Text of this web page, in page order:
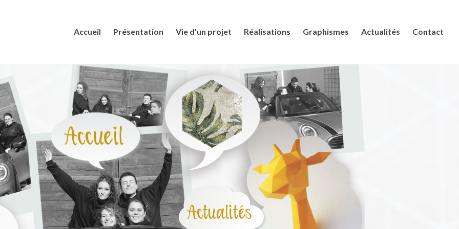
Accueil Présentation Vie d’un projet Réalisations Graphismes Actualités Contact